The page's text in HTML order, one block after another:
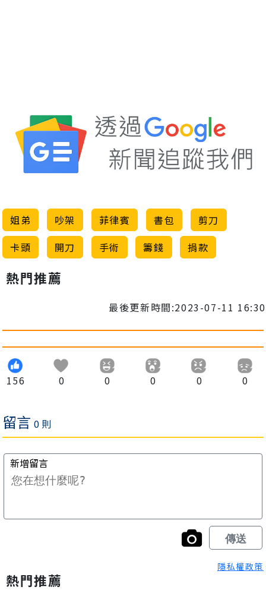
姐弟 吵架 菲律賓 書包
剪刀
卡頭
開刀 手術 籌錢 捐款
熱門推薦
最後更新時間:2023-07-11 16:30
156 0 0 0 0 0
隱私權政策
熱門推薦